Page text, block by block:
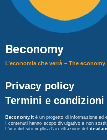
Beconomy
L’economia che verrà – The
Privacy policy
Termini e condizioni
Beconomy.it è un progetto di informazione ed
I contenuti hanno scopo divulgativo e non
L’uso del sito implica l’accettazione del